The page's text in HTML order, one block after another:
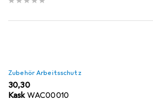
Zubehör Arbeitsschutz
EUR
30,30
KaskWAC00010